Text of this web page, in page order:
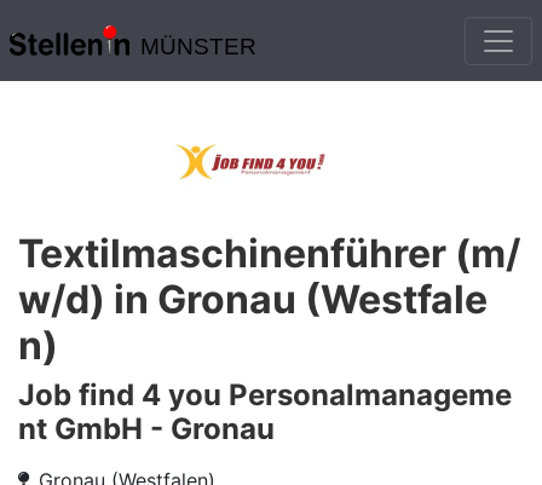
MÜNSTER
Textilmaschinenführer (m/
w/d) in Gronau (Westfale
n)
Job find 4 you Personalmanageme
nt GmbH - Gronau
Gronau (Westfalen)